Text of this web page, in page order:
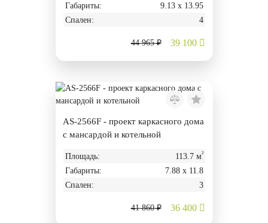
Габариты:
9.13 х 13.95
Спален:
4
44 965 ₽ 39 100
AS-2566F - проект каркасного дома
с мансардой и котельной
Площадь: 113.7 м²
Габариты:
7.88 х 11.8
Спален:
3
41 860 ₽ 36 400